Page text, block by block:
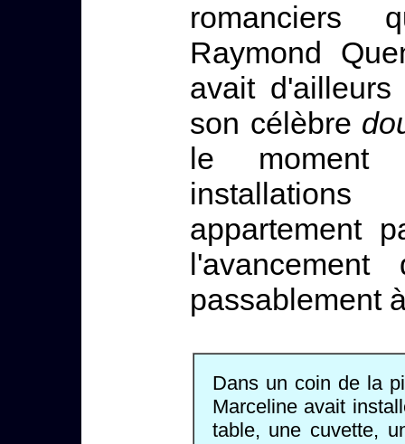
romanciers
Raymond
avait
son célèbre
le moment
appartement
passablement
Dans un coin de la
Marceline avait
table, une cuvette,